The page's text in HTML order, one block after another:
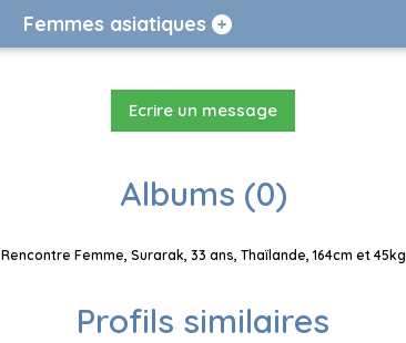
Femmes asiatiques
Ecrire un message
Albums (0)
Rencontre Femme, Surarak, 33 ans, Thaïlande, 164cm et 45kg
Profils similaires